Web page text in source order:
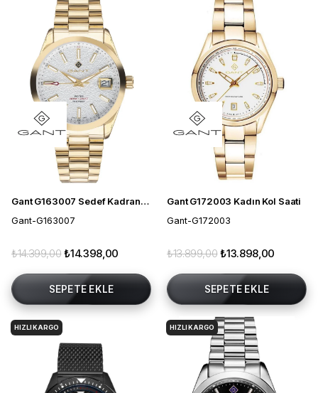
Gant G163007 Sedef Kadranlı Kadın Kol Saati
Gant-G163007
₺14.398,00
₺14.399,00
SEPETE EKLE
Gant G172003 Kadın Kol Saati
Gant-G172003
₺13.898,00
₺13.899,00
SEPETE EKLE
HIZLI KARGO HIZLI KARGO